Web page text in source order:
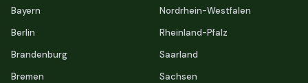
Bayern
Berlin
Brandenburg
Bremen
Nordrhein-Westfalen
Rheinland-Pfalz
Saarland
Sachsen